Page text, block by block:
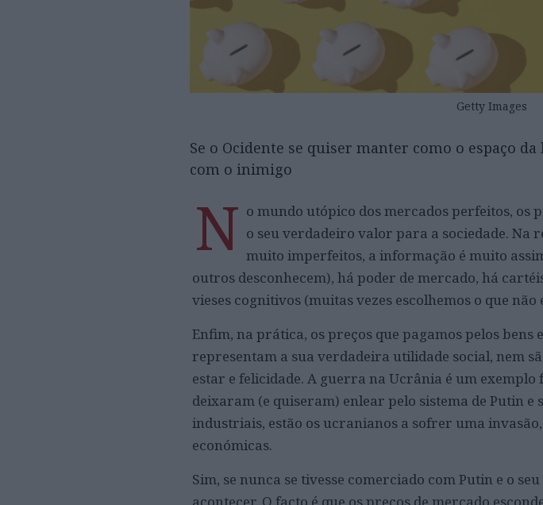
Getty Images
Se o Ocidente se quiser manter como o espaço
com o inimigo
N o mundo utópico dos mercados perfeitos, os
o seu verdadeiro valor para a sociedade. Na
muito imperfeitos, a informação é muito
outros desconhecem), há poder de mercado, há
vieses cognitivos (muitas vezes escolhemos o que não
Enfim, na prática, os preços que pagamos pelos bens
representam a sua verdadeira utilidade social, nem
estar e felicidade. A guerra na Ucrânia é um
deixaram (e quiseram) enlear pelo sistema de Putin e
industriais, estão os ucranianos a sofrer uma
económicas.
Sim, se nunca se tivesse comerciado com Putin e o
acontecer. O facto é que os preços de mercado